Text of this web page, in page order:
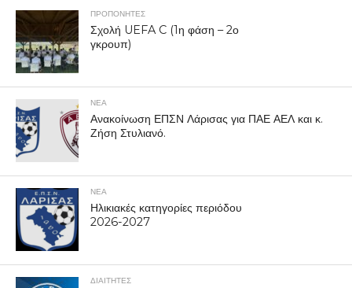
ΠΡΟΠΟΝΗΤΈΣ
Σχολή UEFA C (1η φάση – 2ο
γκρουπ)
ΝΕΑ
Ανακοίνωση ΕΠΣΝ Λάρισας για ΠΑΕ ΑΕΛ και κ.
Ζήση Στυλιανό.
ΝΕΑ
Ηλικιακές κατηγορίες περιόδου
2026-2027
ΔΙΑΙΤΗΤΕΣ